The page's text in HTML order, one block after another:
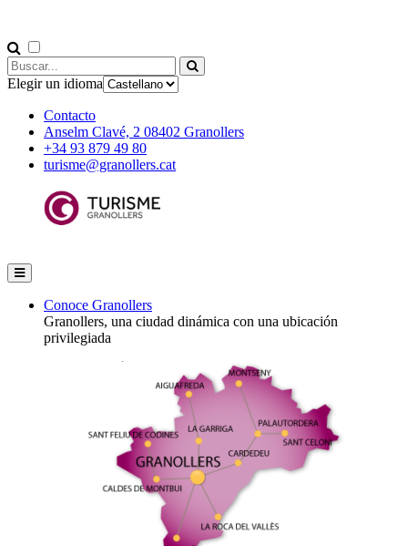
Elegir un idioma
Contacto
Anselm Clavé, 2 08402 Granollers
+34 93 879 49 80
turisme@granollers.cat
Conoce Granollers
Granollers, una ciudad dinámica con una ubicación
privilegiada